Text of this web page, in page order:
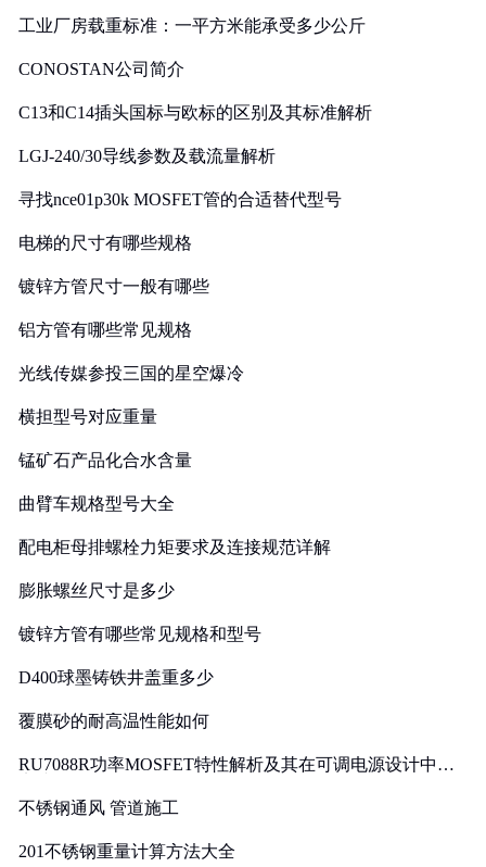
工业厂房载重标准：一平方米能承受多少公斤
CONOSTAN公司简介
C13和C14插头国标与欧标的区别及其标准解析
LGJ-240/30导线参数及载流量解析
寻找nce01p30k MOSFET管的合适替代型号
电梯的尺寸有哪些规格
镀锌方管尺寸一般有哪些
铝方管有哪些常见规格
光线传媒参投三国的星空爆冷
横担型号对应重量
锰矿石产品化合水含量
曲臂车规格型号大全
配电柜母排螺栓力矩要求及连接规范详解
膨胀螺丝尺寸是多少
镀锌方管有哪些常见规格和型号
D400球墨铸铁井盖重多少
覆膜砂的耐高温性能如何
RU7088R功率MOSFET特性解析及其在可调电源设计中的
不锈钢通风 管道施工
201不锈钢重量计算方法大全